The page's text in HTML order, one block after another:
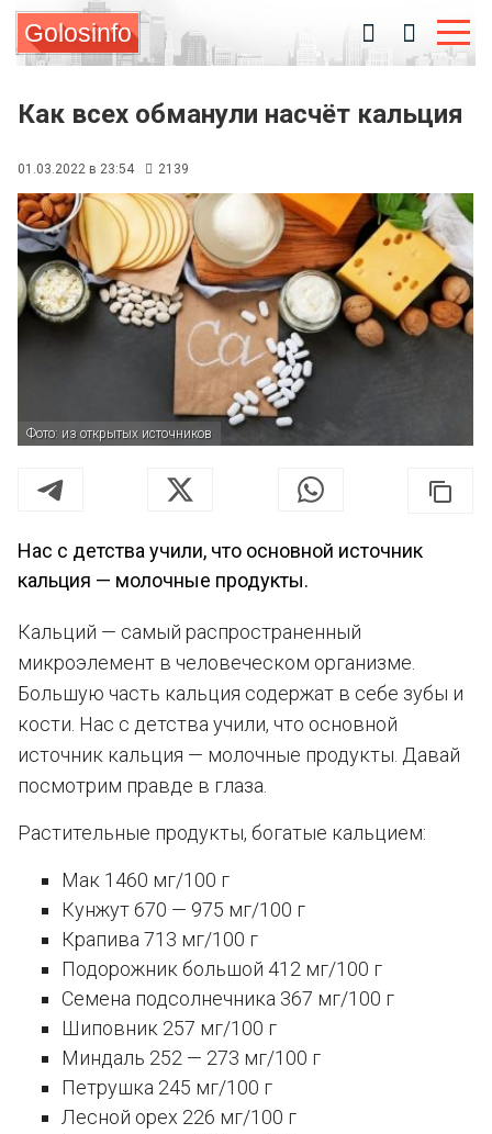
Golosinfo
Как всех обманули насчёт кальция
01.03.2022 в 23:54 2139
Фото: из открытых источников
Нас с детства учили, что основной источник
кальция — молочные продукты.
Кальций — самый распространенный
микроэлемент в человеческом организме.
Большую часть кальция содержат в себе зубы и
кости. Нас с детства учили, что основной
источник кальция — молочные продукты. Давай
посмотрим правде в глаза.
Растительные продукты, богатые кальцием:
Мак 1460 мг/100 г
Кунжут 670 — 975 мг/100 г
Крапива 713 мг/100 г
Подорожник большой 412 мг/100 г
Семена подсолнечника 367 мг/100 г
Шиповник 257 мг/100 г
Миндаль 252 — 273 мг/100 г
Петрушка 245 мг/100 г
Лесной орех 226 мг/100 г